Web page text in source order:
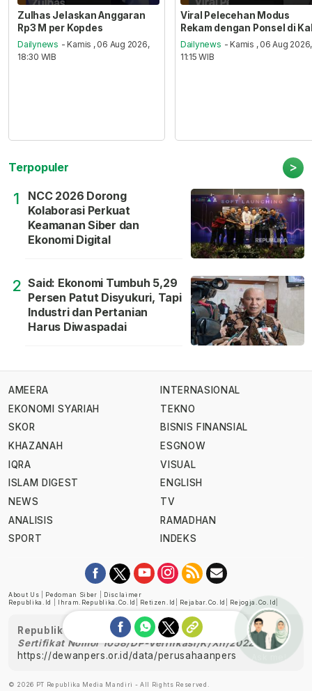
Zulhas Jelaskan Anggaran
Rp3 M per Kopdes
Dailynews - Kamis , 06 Aug 2026,
18:30 WIB
Viral Pelecehan Modus
Rekam dengan Ponsel di
Dailynews - Kamis , 06 Aug 2026,
11:15 WIB
Terpopuler >
1
NCC 2026 Dorong
Kolaborasi Perkuat
Keamanan Siber dan
Ekonomi Digital
2 Said: Ekonomi Tumbuh 5,29
Persen Patut Disyukuri, Tapi
Industri dan Pertanian
Harus Diwaspadai
AMEERA
EKONOMI SYARIAH
SKOR
KHAZANAH
IQRA
ISLAM DIGEST
NEWS
ANALISIS
SPORT
INTERNASIONAL
TEKNO
BISNIS FINANSIAL
ESGNOW
VISUAL
ENGLISH
TV
RAMADHAN
INDEKS
About Us Pedoman Siber
Disclaimer
Republika.id
Ihram.republika.co.id Retizen.id Rejabar.co.id Rejogja.co.id
Republika telah diverifikasi oleh Dewan Pers
Sertifikat Nomor 1058/DP-Verifikasi/K/XII/2022
https://dewanpers.or.id/data/perusahaanpers
© 2026 PT Republika Media Mandiri - All Rights Reserved.